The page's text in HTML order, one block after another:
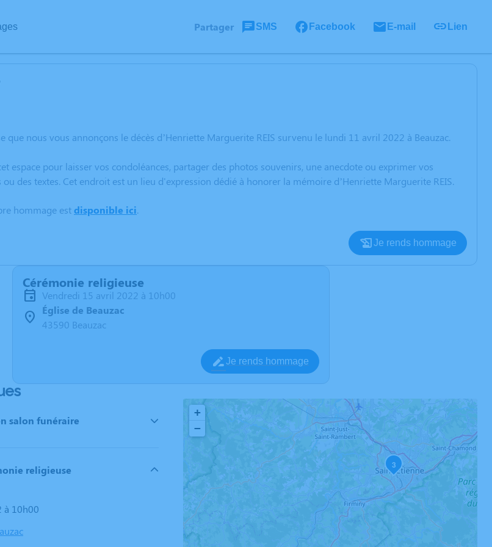
Partager SMS Facebook E-mail Lien
que nous vous annonçons le décès d’Henriette Marguerite REIS survenu le lundi 11 avril 2022 à Beauzac.
espace pour laisser vos condoléances, partager des photos souvenirs, une anecdote ou exprimer vos
ou des textes. Cet endroit est un lieu d'expression dédié à honorer la mémoire d’Henriette Marguerite REIS.
hommage estdisponible ici.
Je rends hommage
Cérémonie religieuse
vendredi 15 avril 2022 à 10h00
Église de Beauzac
43590 Beauzac
Je rends hommage
salon funéraire
religieuse
à 10h00
3
+
−